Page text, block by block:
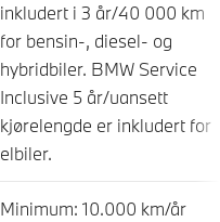
inkludert i 3 år/40 000 km
for bensin-, diesel- og
hybridbiler. BMW Service
Inclusive 5 år/uansett
kjørelengde er inkludert for
elbiler.
Minimum: 10.000 km/år